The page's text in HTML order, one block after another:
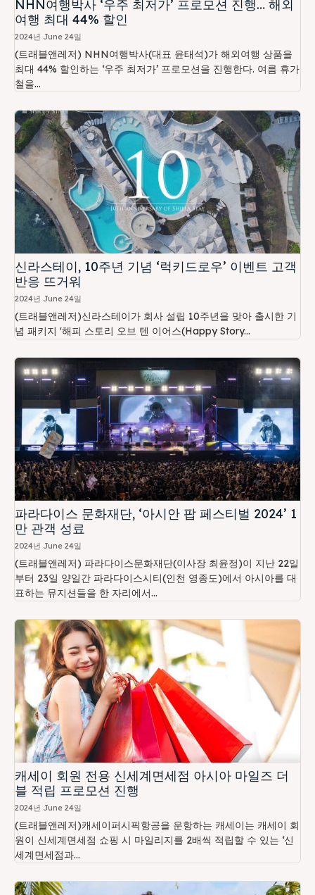
NHN여행박사 ‘우주 최저가’ 프로모션 진행… 해외
여행 최대 44% 할인
2024년 June 24일
(트래블앤레저) NHN여행박사(대표 윤태석)가 해외여행 상품을
최대 44% 할인하는 ‘우주 최저가’ 프로모션을 진행한다. 여름 휴가
철을...
신라스테이, 10주년 기념 ‘럭키드로우’ 이벤트 고객
반응 뜨거워
2024년 June 24일
(트래블앤레저)신라스테이가 회사 설립 10주년을 맞아 출시한 기
념 패키지 '해피 스토리 오브 텐 이어스(Happy Story...
파라다이스 문화재단, ‘아시안 팝 페스티벌 2024’ 1
만 관객 성료
2024년 June 24일
(트래블앤레저) 파라다이스문화재단(이사장 최윤정)이 지난 22일
부터 23일 양일간 파라다이스시티(인천 영종도)에서 아시아를 대
표하는 뮤지션들을 한 자리에서...
캐세이 회원 전용 신세계면세점 아시아 마일즈 더
블 적립 프로모션 진행
2024년 June 24일
(트래블앤레저)캐세이퍼시픽항공을 운항하는 캐세이는 캐세이 회
원이 신세계면세점 쇼핑 시 마일리지를 2배씩 적립할 수 있는 ‘신
세계면세점과...